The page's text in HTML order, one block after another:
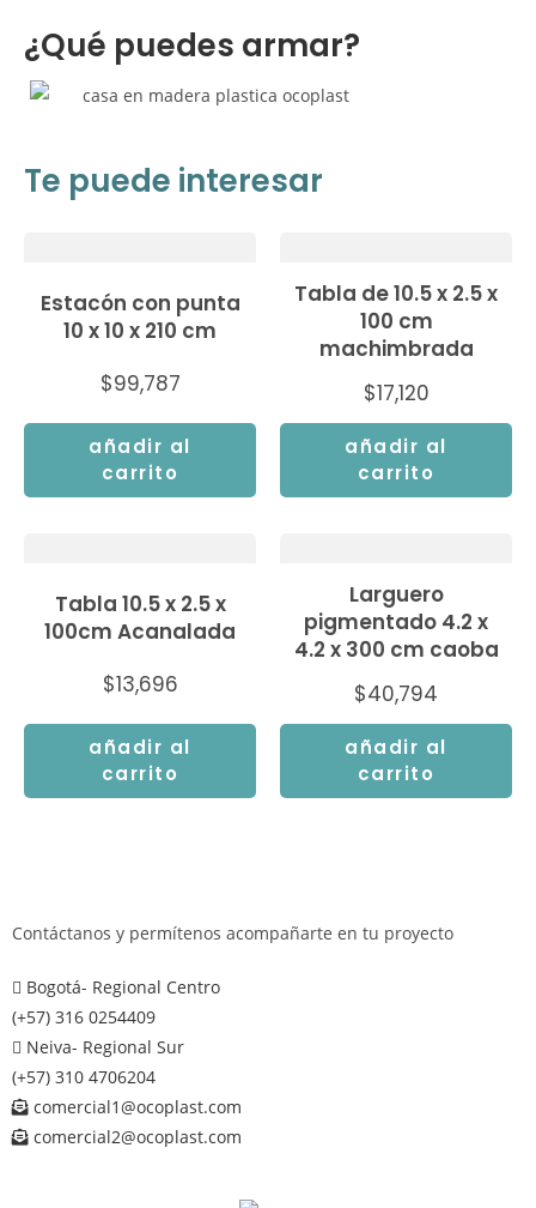
¿Qué puedes armar?
Te puede interesar
Estacón con punta
10 x 10 x 210 cm
$99,787
añadir al
carrito
Tabla de 10.5 x 2.5 x
100 cm
machimbrada
$17,120
añadir al
carrito
Tabla 10.5 x 2.5 x
100cm Acanalada
$13,696
añadir al
carrito
Larguero
pigmentado 4.2 x
4.2 x 300 cm caoba
$40,794
añadir al
carrito
Contáctanos y permítenos acompañarte en tu proyecto
Bogotá- Regional Centro
(+57) 316 0254409
Neiva- Regional Sur
(+57) 310 4706204
comercial1@ocoplast.com
comercial2@ocoplast.com